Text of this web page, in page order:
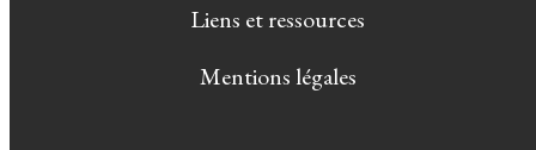
Liens et ressources
Mentions légales